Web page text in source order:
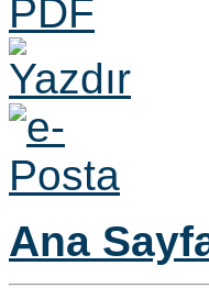
Ana